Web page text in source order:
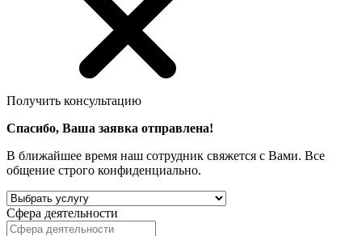
Получить консультацию
Спасибо, Ваша заявка отправлена!
В ближайшее время наш сотрудник свяжется с Вами. Все
общение строго конфиденциально.
Сфера деятельности